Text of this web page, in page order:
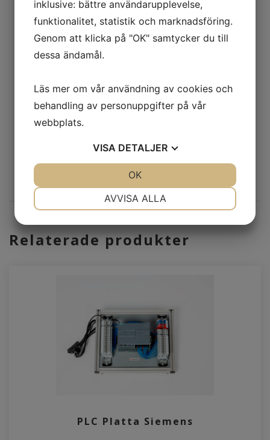
Stämplingsautomaten ansluts till vår PLC
platta utrustad med S71215 och
programmering utförs i TIA Portal.
Inkoppling mellan PLC platta och styrobjekt
mot plint.
Relaterade produkter
PLC Platta Siemens
inklusive: bättre användarupplevelse,
funktionalitet, statistik och marknadsföring.
Genom att klicka på "OK" samtycker du till
dessa ändamål.
Läs mer om vår användning av cookies och
behandling av personuppgifter på vår
webbplats.
VISA DETALJER
MARKNADSFÖRING STATISTIK
AVVISA ALLA
OK